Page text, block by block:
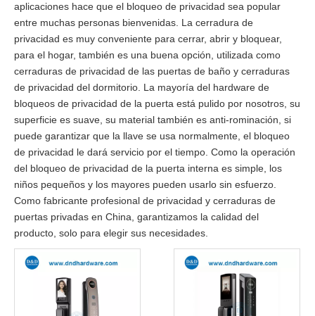
aplicaciones hace que el bloqueo de privacidad sea popular
entre muchas personas bienvenidas. La cerradura de
privacidad es muy conveniente para cerrar, abrir y bloquear,
para el hogar, también es una buena opción, utilizada como
cerraduras de privacidad de las puertas de baño y cerraduras
de privacidad del dormitorio. La mayoría del hardware de
bloqueos de privacidad de la puerta está pulido por nosotros, su
superficie es suave, su material también es anti-rominación, si
puede garantizar que la llave se usa normalmente, el bloqueo
de privacidad le dará servicio por el tiempo. Como la operación
del bloqueo de privacidad de la puerta interna es simple, los
niños pequeños y los mayores pueden usarlo sin esfuerzo.
Como fabricante profesional de privacidad y cerraduras de
puertas privadas en China, garantizamos la calidad del
producto, solo para elegir sus necesidades.